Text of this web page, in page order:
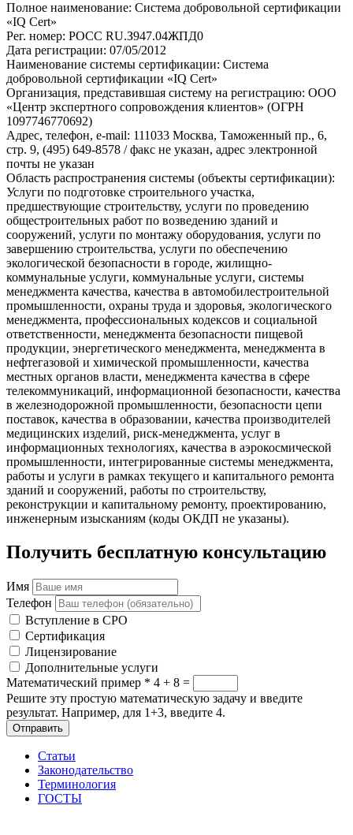
Полное наименование: Система добровольной сертификации
«IQ Cert»
Рег. номер: РОСС RU.З947.04ЖПД0
Дата регистрации: 07/05/2012
Наименование системы сертификации: Система
добровольной сертификации «IQ Cert»
Организация, представившая систему на регистрацию: ООО
«Центр экспертного сопровождения клиентов» (ОГРН
1097746770692)
Адрес, телефон, e-mail: 111033 Москва, Таможенный пр., 6,
стр. 9, (495) 649-8578 / факс не указан, адрес электронной
почты не указан
Область распространения системы (объекты сертификации):
Услуги по подготовке строительного участка,
предшествующие строительству, услуги по проведению
общестроительных работ по возведению зданий и
сооружений, услуги по монтажу оборудования, услуги по
завершению строительства, услуги по обеспечению
экологической безопасности в городе, жилищно-
коммунальные услуги, коммунальные услуги, системы
менеджмента качества, качества в автомобилестроительной
промышленности, охраны труда и здоровья, экологического
менеджмента, профессиональных кодексов и социальной
ответственности, менеджмента безопасности пищевой
продукции, энергетического менеджмента, менеджмента в
нефтегазовой и химической промышленности, качества
местных органов власти, менеджмента качества в сфере
телекоммуникаций, информационной безопасности, качества
в железнодорожной промышленности, безопасности цепи
поставок, качества в образовании, качества производителей
медицинских изделий, риск-менеджмента, услуг в
информационных технологиях, качества в аэрокосмической
промышленности, интегрированные системы менеджмента,
работы и услуги в рамках текущего и капитального ремонта
зданий и сооружений, работы по строительству,
реконструкции и капитальному ремонту, проектированию,
инженерным изысканиям (коды ОКДП не указаны).
Получить бесплатную консультацию
Имя
Телефон
Вступление в СРО
Сертификация
Лицензирование
Дополнительные услуги
Математический пример * 4 + 8 =
Решите эту простую математическую задачу и введите
результат. Например, для 1+3, введите 4.
Отправить
Статьи
Законодательство
Терминология
ГОСТЫ